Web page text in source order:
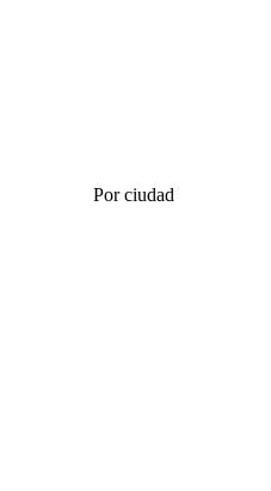
Por ciudad